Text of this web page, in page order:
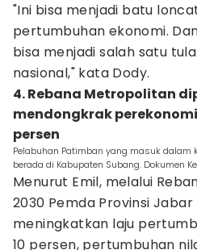
"Ini bisa menjadi batu
pertumbuhan ekonomi.
bisa menjadi salah satu
nasional," kata Dody.
4. Rebana Metropolitan
mendongkrak
persen
Pelabuhan Patimban yang masuk dalam
berada di Kabupaten Subang. Dokumen
Menurut Emil, melalui
2030 Pemda Provinsi
meningkatkan laju
10 persen, pertumbuhan